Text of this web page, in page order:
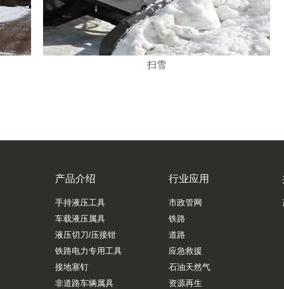
扫雪
产品介绍
手持液压工具
车载液压属具
液压切刀/压接钳
铁路电力专用工具
接地塞钉
非道路车辆属具
行业应用
市政管网
铁路
道路
应急救援
石油天然气
资源再生